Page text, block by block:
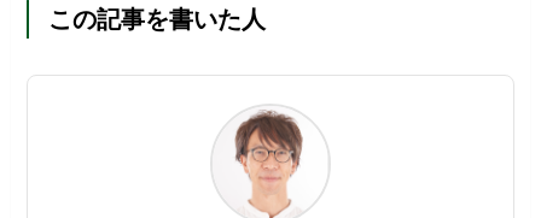
この記事を書いた人